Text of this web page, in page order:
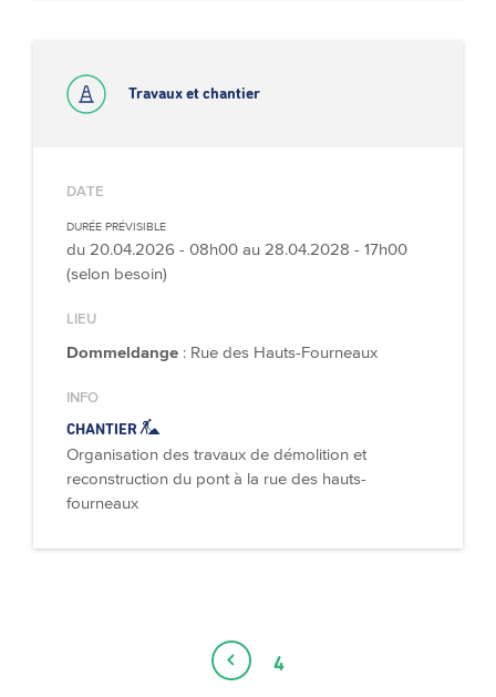
Travaux et chantier
DATE
DURÉE PRÉVISIBLE
du 20.04.2026 - 08h00 au 28.04.2028 - 17h00
(selon besoin)
LIEU
Dommeldange : Rue des Hauts-Fourneaux
INFO
CHANTIER
Organisation des travaux de démolition et
reconstruction du pont à la rue des hauts-
fourneaux
Page
4